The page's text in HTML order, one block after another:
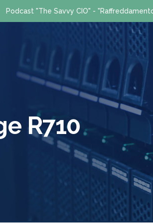
Podcast "The Savvy CIO" -
R710